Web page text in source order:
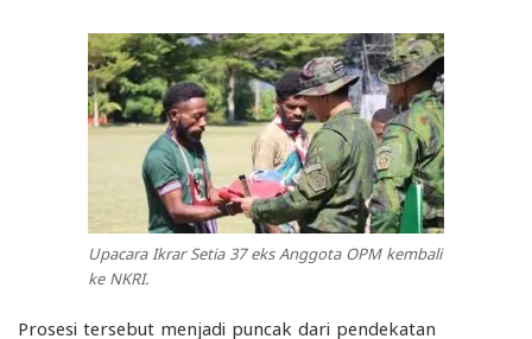
Upacara Ikrar Setia 37 eks Anggota OPM kembali
ke NKRI.
Prosesi tersebut menjadi puncak dari pendekatan